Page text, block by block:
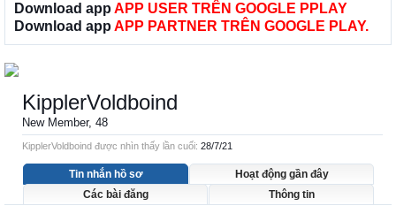
Download app APP USER TRÊN GOOGLE PPLAY
Download app APP PARTNER TRÊN GOOGLE PLAY.
KipplerVoldboind
New Member, 48
KipplerVoldboind được nhìn thấy lần cuối: 28/7/21
Tin nhắn hồ sơ
Hoạt động gần đây
Các bài đăng
Thông tin